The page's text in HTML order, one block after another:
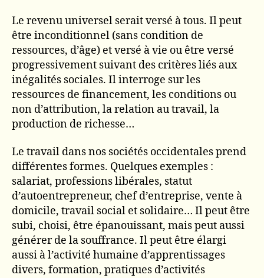
Le revenu universel serait versé à tous. Il peut
être inconditionnel (sans condition de
ressources, d’âge) et versé à vie ou être versé
progressivement suivant des critères liés aux
inégalités sociales. Il interroge sur les
ressources de financement, les conditions ou
non d’attribution, la relation au travail, la
production de richesse…
Le travail dans nos sociétés occidentales prend
différentes formes. Quelques exemples :
salariat, professions libérales, statut
d’autoentrepreneur, chef d’entreprise, vente à
domicile, travail social et solidaire… Il peut être
subi, choisi, être épanouissant, mais peut aussi
générer de la souffrance. Il peut être élargi
aussi à l’activité humaine d’apprentissages
divers, formation, pratiques d’activités